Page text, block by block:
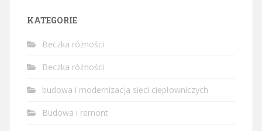
KATEGORIE
Beczka różności
Beczka różności
budowa i modernizacja sieci ciepłowniczych
Budowa i remont